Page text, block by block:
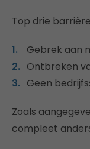
Top drie
Gebrek aan
Ontbreken
Geen
Zoals
compleet